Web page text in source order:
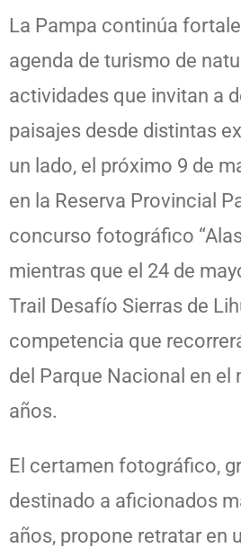
La Pampa continúa
agenda de turismo de
actividades que invitan a
paisajes desde distintas
un lado, el próximo 9 de
en la Reserva Provincial
concurso fotográfico
mientras que el 24 de
Trail Desafío Sierras de
competencia que
del Parque Nacional en el
años.
El certamen fotográfico,
destinado a aficionados
años, propone retratar en